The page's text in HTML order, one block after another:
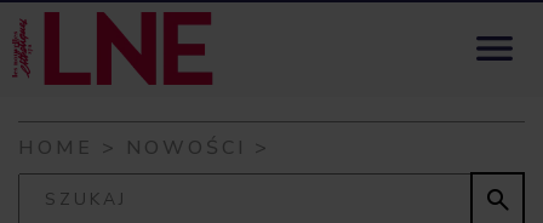
Skip to content

HOME > NOWOŚCI >
